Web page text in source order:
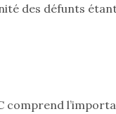
des défunts
comprend